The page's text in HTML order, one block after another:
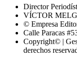
Director
VÍCTOR
© Empresa
Calle Paracas
Copyright© |
derechos